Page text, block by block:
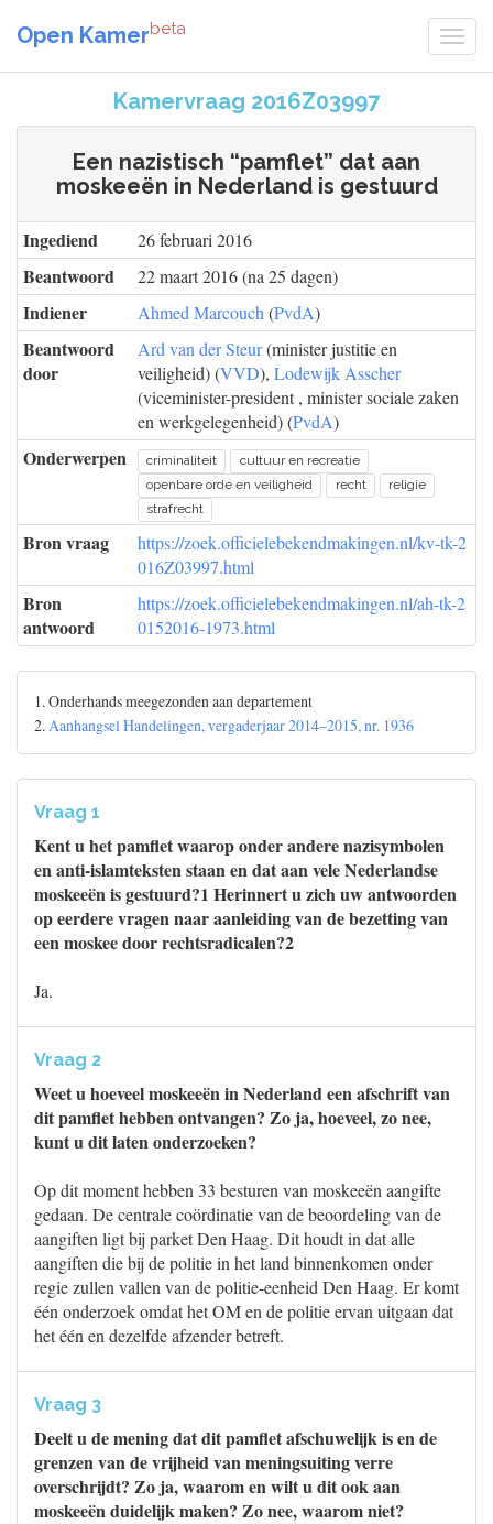
Open Kamerbeta
Kamervraag 2016Z03997
Een nazistisch “pamflet” dat aan
moskeeën in Nederland is gestuurd
Ingediend 26 februari 2016
Beantwoord 22 maart 2016 (na 25 dagen)
Indiener Ahmed Marcouch (PvdA)
Beantwoord
door
Ard van der Steur(minister justitie en
veiligheid) (VVD), Lodewijk Asscher
(viceminister-president , minister sociale zaken
en werkgelegenheid) (PvdA)
Onderwerpen criminaliteit
cultuur en recreatie
openbare orde en veiligheid
recht
religie
strafrecht
Bron vraag
https://zoek.officielebekendmakingen.nl/kv-tk-2
016Z03997.html
Bron
antwoord
https://zoek.officielebekendmakingen.nl/ah-tk-2
0152016-1973.html
1. Onderhands meegezonden aan departement
2.Aanhangsel Handelingen, vergaderjaar 2014–2015, nr. 1936
Vraag 1
Kent u het pamflet waarop onder andere nazisymbolen
en anti-islamteksten staan en dat aan vele Nederlandse
moskeeën is gestuurd?1 Herinnert u zich uw antwoorden
op eerdere vragen naar aanleiding van de bezetting van
een moskee door rechtsradicalen?2
Ja.
Vraag 2
Weet u hoeveel moskeeën in Nederland een afschrift van
dit pamflet hebben ontvangen? Zo ja, hoeveel, zo nee,
kunt u dit laten onderzoeken?
Op dit moment hebben 33 besturen van moskeeën aangifte
gedaan. De centrale coördinatie van de beoordeling van de
aangiften ligt bij parket Den Haag. Dit houdt in dat alle
aangiften die bij de politie in het land binnenkomen onder
regie zullen vallen van de politie-eenheid Den Haag. Er komt
één onderzoek omdat het OM en de politie ervan uitgaan dat
het één en dezelfde afzender betreft.
Vraag 3
Deelt u de mening dat dit pamflet afschuwelijk is en de
grenzen van de vrijheid van meningsuiting verre
overschrijdt? Zo ja, waarom en wilt u dit ook aan
moskeeën duidelijk maken? Zo nee, waarom niet?